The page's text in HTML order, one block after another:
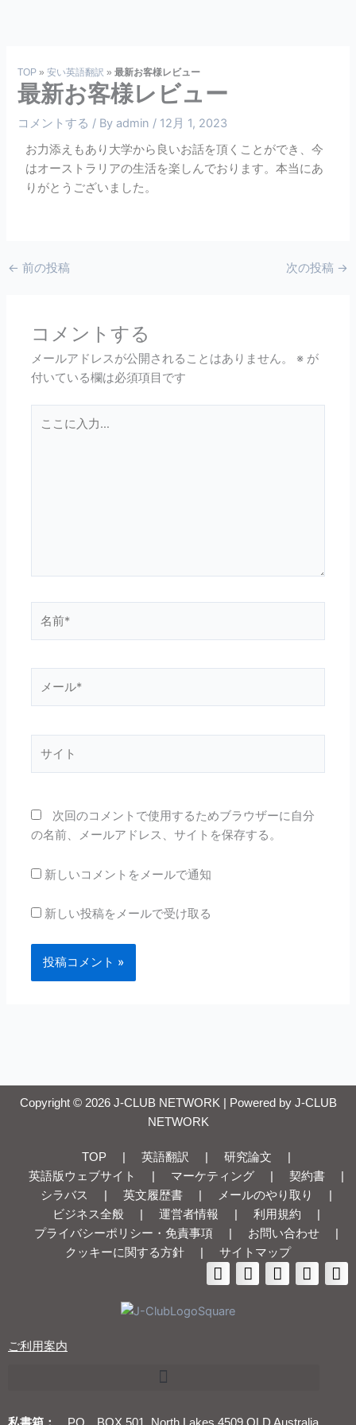
TOP »安い英語翻訳 »最新お客様レビュー
最新お客様レビュー
コメントする / By admin / 12月 1, 2023
お力添えもあり大学から良いお話を頂くことができ、今
はオーストラリアの生活を楽しんでおります。本当にあ
りがとうございました。
← 前の投稿 次の投稿 →
コメントする
メールアドレスが公開されることはありません。 ※ が
付いている欄は必須項目です
こ
ー
*
次回のコメントで使用するためブラウザーに自分
の名前、メールアドレス、サイトを保存する。
新しいコメントをメールで通知
新しい投稿をメールで受け取る
Copyright © 2026 J-CLUB NETWORK | Powered by J-CLUB
NETWORK
TOP | 英語翻訳 | 研究論文
|
英語版ウェブサイト
| マーケティング | 契約書
|
シラバス
| 英文履歴書 | メールのやり取り
|
ビジネス全般
| 運営者情報 | 利用規約
|
プライバシーポリシー・免責事項
| お問い合わせ
|
クッキーに関する方針
| サイトマップ
ご利用案内